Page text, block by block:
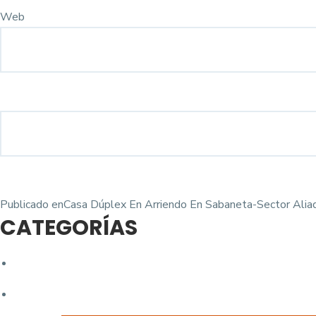
Web
Navegación
de
entradas
Publicado enCasa Dúplex En Arriendo En Sabaneta-Sector
CATEGORÍAS